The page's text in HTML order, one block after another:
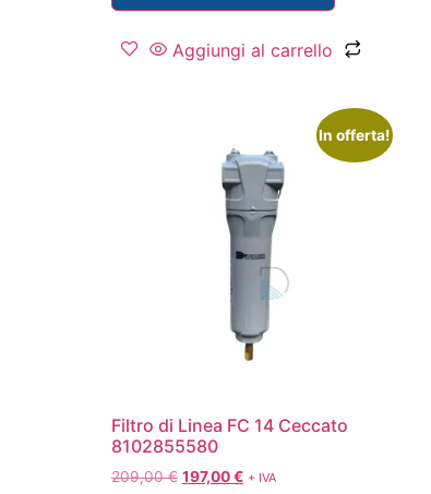
Aggiungi al carrello
In offerta!
Filtro di Linea FC 14 Ceccato
8102855580
209,00€ 197,00€ + IVA